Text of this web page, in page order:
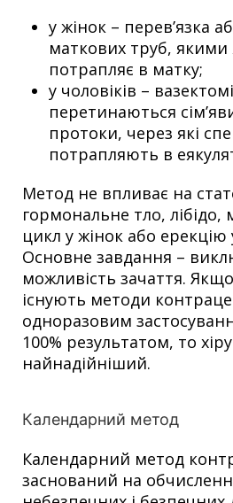
у жінок – перев’язка
маткових труб, якими
потрапляє в матку;
у чоловіків –
перетинаються
протоки, через які
потрапляють в
Метод не впливає на
гормональне тло,
цикл у жінок або ерекцію
Основне завдання –
можливість зачаття.
існують методи
одноразовим
100% результатом, то
найнадійніший.
Календарний метод
Календарний метод
заснований на